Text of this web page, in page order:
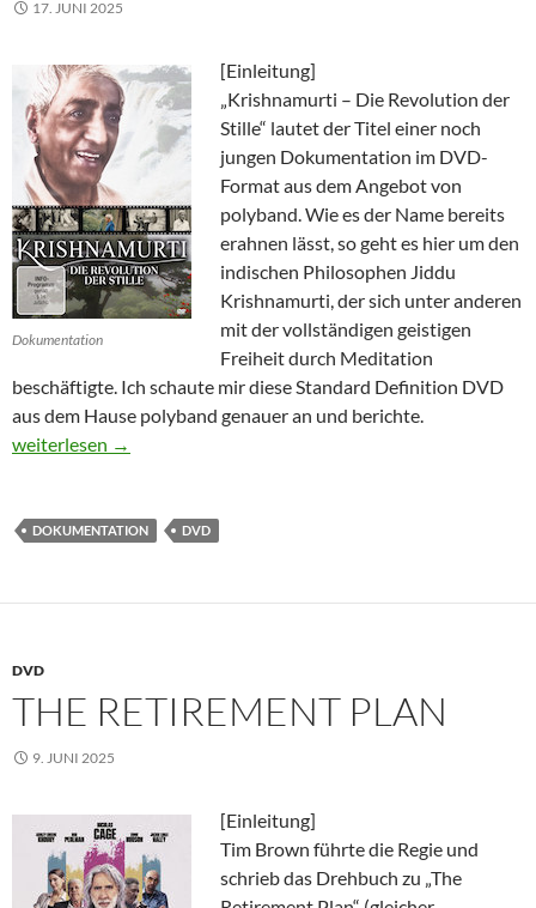
17. JUNI 2025
Dokumentation
[Einleitung]
„Krishnamurti – Die Revolution der
Stille“ lautet der Titel einer noch
jungen Dokumentation im DVD-
Format aus dem Angebot von
polyband. Wie es der Name bereits
erahnen lässt, so geht es hier um den
indischen Philosophen Jiddu
Krishnamurti, der sich unter anderen
mit der vollständigen geistigen
Freiheit durch Meditation
beschäftigte. Ich schaute mir diese Standard Definition DVD
aus dem Hause polyband genauer an und berichte.
Krishnamurti – Die Revolution der Stille
weiterlesen →
DOKUMENTATION DVD
DVD
THE RETIREMENT PLAN
9. JUNI 2025
[Einleitung]
Tim Brown führte die Regie und
schrieb das Drehbuch zu „The